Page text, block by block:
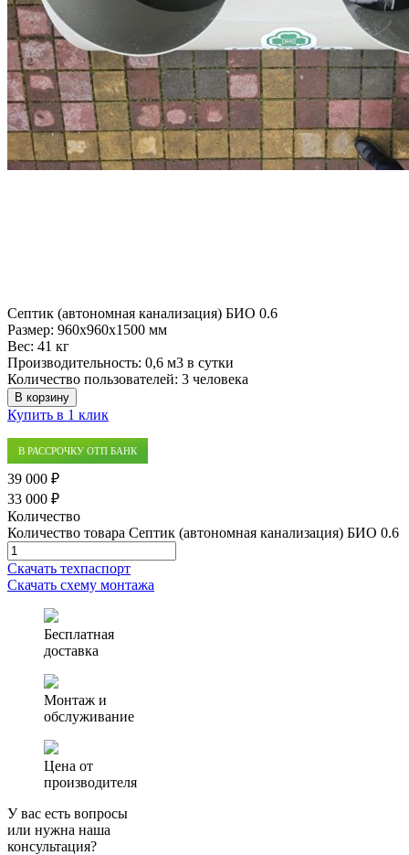
Септик (автономная канализация) БИО 0.6
Размер: 960x960x1500 мм
Вес: 41 кг
Производительность: 0,6 м3 в сутки
Количество пользователей: 3 человека
В корзину
Купить в 1 клик
В РАССРОЧКУ ОТП БАНК
39 000 ₽
33 000 ₽
Количество
Количество товара Септик (автономная канализация) БИО 0.6
Скачать техпаспорт
Скачать схему монтажа
Бесплатная
доставка
Монтаж и
обслуживание
Цена от
производителя
У вас есть вопросы
или нужна наша
консультация?